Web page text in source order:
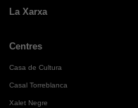
La Xarxa
Centres
Casa de Cultura
Casal Torreblanca
Xalet Negre